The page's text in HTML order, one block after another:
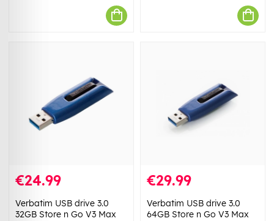
€24.99
Verbatim USB drive 3.0
32GB Store n Go V3 Max
€29.99
Verbatim USB drive 3.0
64GB Store n Go V3 Max